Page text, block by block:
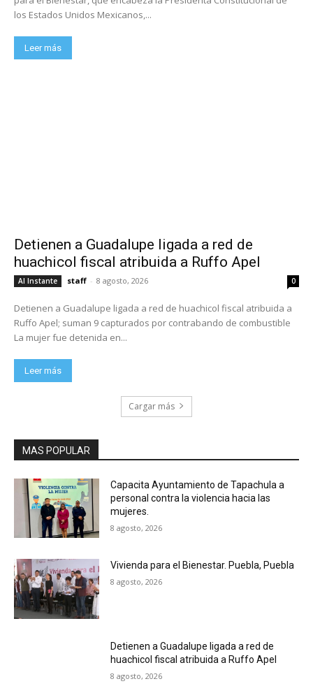
los Estados Unidos Mexicanos,...
Leer más
Detienen a Guadalupe ligada a red de
huachicol fiscal atribuida a Ruffo Apel
Al Instante staff - 8 agosto, 2026 0
Detienen a Guadalupe ligada a red de huachicol fiscal atribuida a
Ruffo Apel; suman 9 capturados por contrabando de combustible
La mujer fue detenida en...
Leer más
Cargar más
MAS POPULAR
Capacita Ayuntamiento de Tapachula a
personal contra la violencia hacia las
mujeres.
8 agosto, 2026
Vivienda para el Bienestar. Puebla, Puebla
8 agosto, 2026
Detienen a Guadalupe ligada a red de
huachicol fiscal atribuida a Ruffo Apel
8 agosto, 2026